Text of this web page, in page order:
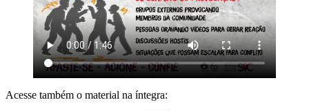
Acesse também o material na íntegra: